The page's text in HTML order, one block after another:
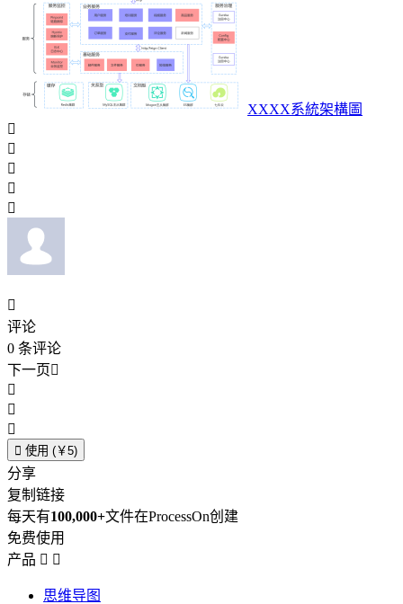
XXXX系統架構圖






评论
0 条评论
下一页



 使用 (￥5)
分享
复制链接
每天有100,000+文件在ProcessOn创建
免费使用
产品  
思维导图